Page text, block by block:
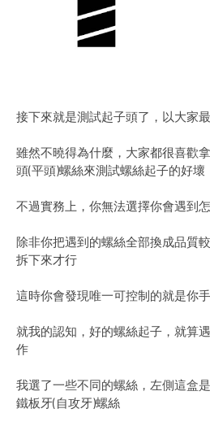
接下來就是測試起子頭了，以大家
雖然不曉得為什麼，大家都很喜歡
頭(平頭)螺絲來測試螺絲起子的好壞
不過實務上，你無法選擇你會遇到
除非你把遇到的螺絲全部換成品質
拆下來才行
這時你會發現唯一可控制的就是你
就我的認知，好的螺絲起子，就算
作
我選了一些不同的螺絲，左側這盒
鐵板牙(自攻牙)螺絲
Home About
Designed with